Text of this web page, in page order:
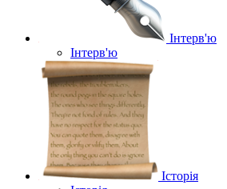
Інтерв'ю
Інтерв'ю
Історія